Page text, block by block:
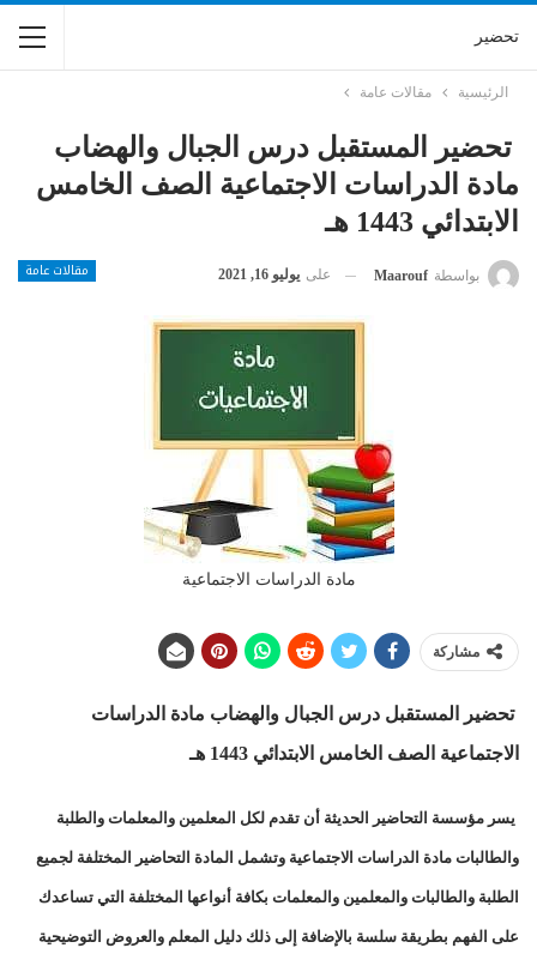
تحضير
الرئيسية مقالات عامة
تحضير المستقبل درس الجبال والهضاب
مادة الدراسات الاجتماعية الصف الخامس
الابتدائي 1443 هـ
مقالات عامة بواسطة Maarouf على يوليو 16, 2021
مادة الدراسات الاجتماعية
مشاركة
تحضير المستقبل درس الجبال والهضاب مادة الدراسات
الاجتماعية الصف الخامس الابتدائي 1443 هـ
يسر مؤسسة التحاضير الحديثة أن تقدم لكل المعلمين والمعلمات والطلبة
والطالبات مادة الدراسات الاجتماعية وتشمل المادة التحاضير المختلفة لجميع
الطلبة والطالبات والمعلمين والمعلمات بكافة أنواعها المختلفة التي تساعدك
على الفهم بطريقة سلسة بالإضافة إلى ذلك دليل المعلم والعروض التوضيحية